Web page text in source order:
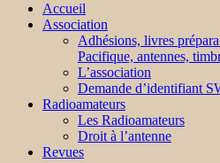
Accueil
Association
Adhésions, livres
Pacifique, antennes,
L’association
Demande d’identifiant
Radioamateurs
Les Radioamateurs
Droit à l’antenne
Revues